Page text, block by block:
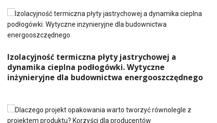
Izolacyjność termiczna płyty jastrychowej a
dynamika cieplna podłogówki. Wytyczne
inżynieryjne dla budownictwa energooszczędnego